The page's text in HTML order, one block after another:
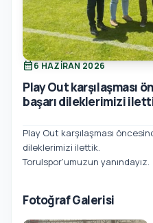
calendar_month6 HAZIRAN 2026
Play Out karşılaşması
başarı dileklerimizi
Play Out karşılaşması
dileklerimizi ilettik.
Torulspor’umuzun yanındayız.
Fotoğraf Galerisi